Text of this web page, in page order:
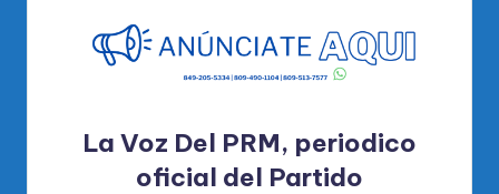
La Voz Del PRM, periodico
oficial del Partido